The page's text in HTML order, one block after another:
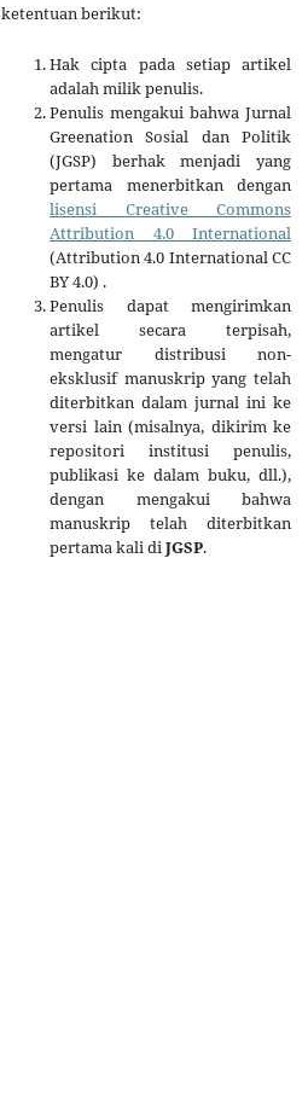
ketentuan berikut:
Hak cipta pada setiap artikel
adalah milik penulis.
Penulis mengakui bahwa Jurnal
Greenation Sosial dan Politik
(JGSP) berhak menjadi yang
pertama menerbitkan dengan
lisensi Creative Commons
Attribution 4.0 International
(Attribution 4.0 International CC
BY 4.0) .
Penulis dapat mengirimkan
artikel secara terpisah,
mengatur distribusi non-
eksklusif manuskrip yang telah
diterbitkan dalam jurnal ini ke
versi lain (misalnya, dikirim ke
repositori institusi penulis,
publikasi ke dalam buku, dll.),
dengan mengakui bahwa
manuskrip telah diterbitkan
pertama kali diJGSP.